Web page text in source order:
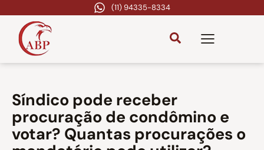
(11) 94335-8334
Síndico pode receber
procuração de condômino e
votar? Quantas procurações o